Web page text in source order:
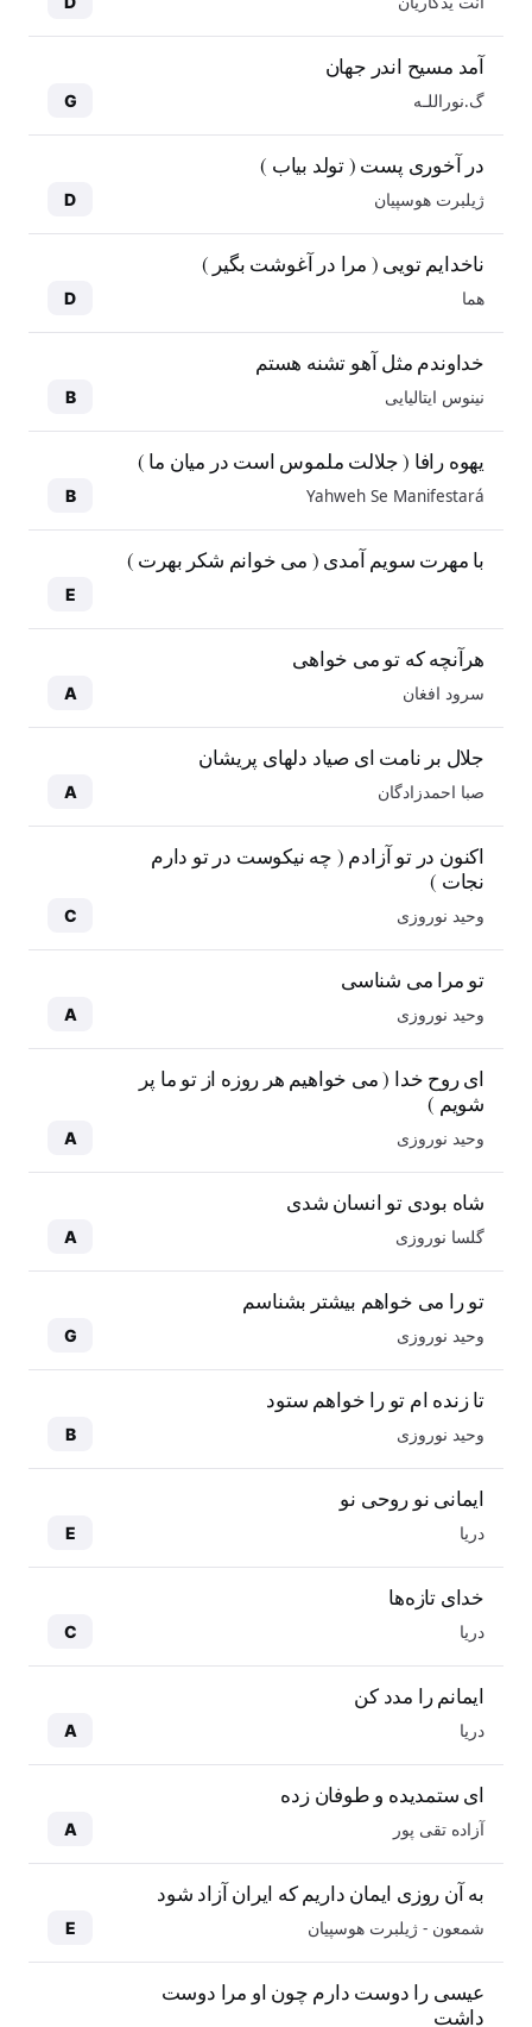
آمد مسیح اندر جهان
گ.نوراللـه G
در آخوری پست ( تولد بیاب )
ژیلبرت هوسپیان D
ناخدایم تویی ( مرا در آغوشت بگیر )
هما D
خداوندم مثل آهو تشنه هستم
نینوس ایتالیایی B
یهوه رافا ( جلالت ملموس است در میان ما )
Yahweh Se Manifestará
B
با مهرت سویم آمدی ( می خوانم شکر بهرت )
E
هرآنچه که تو می خواهی
سرود افغان A
جلال بر نامت ای صیاد دلهای پریشان
صبا احمدزادگان A
اکنون در تو آزادم ( چه نیکوست در تو دارم
نجات )
وحید نوروزی C
تو مرا می شناسی
وحید نوروزی A
ای روح خدا ( می خواهیم هر روزه از تو ما پر
شویم )
وحید نوروزی A
شاه بودی تو انسان شدی
گلسا نوروزی A
تو را می خواهم بیشتر بشناسم
وحید نوروزی G
تا زنده ام تو را خواهم ستود
وحید نوروزی B
ایمانی نو روحی نو
دریا E
خدای تازه‌ها
دریا C
ایمانم را مدد کن
دریا A
ای ستمدیده و طوفان زده
آزاده تقی پور A
به آن روزی ایمان داریم که ایران آزاد شود
شمعون - ژیلبرت هوسپیان E
عیسی را دوست دارم چون او مرا دوست
داشت